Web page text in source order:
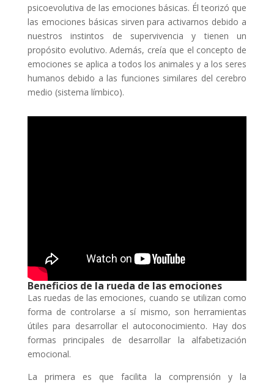
psicoevolutiva de las emociones básicas. Él teorizó que
las emociones básicas sirven para activarnos debido a
nuestros instintos de supervivencia y tienen un
propósito evolutivo. Además, creía que el concepto de
emociones se aplica a todos los animales y a los seres
humanos debido a las funciones similares del cerebro
medio (sistema límbico).
Beneficios de la rueda de las emociones
Las ruedas de las emociones, cuando se utilizan como
forma de controlarse a sí mismo, son herramientas
útiles para desarrollar el autoconocimiento. Hay dos
formas principales de desarrollar la alfabetización
emocional.
La primera es que facilita la comprensión y la